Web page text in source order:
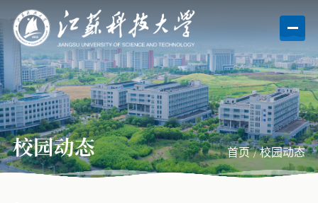
校园动态 首页 校园动态